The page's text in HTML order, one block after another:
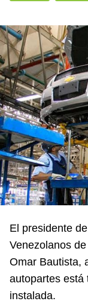
El presidente
Venezolanos
Omar Bautista,
autopartes está
instalada.